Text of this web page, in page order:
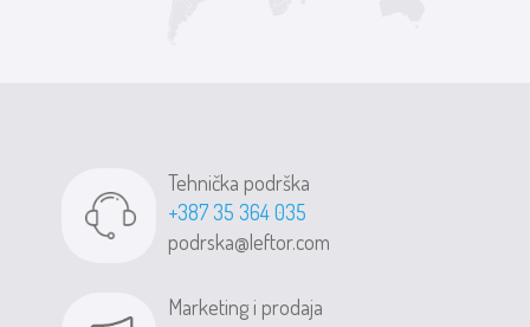
Tehnička podrška
+387 35 364 035
podrska@leftor.com
Marketing i prodaja